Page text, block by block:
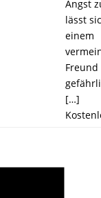
Angst
lässt
einem
[…]